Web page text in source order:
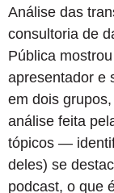
Análise das
consultoria de
Pública
apresentador e
em dois
análise feita
tópicos —
deles) se
podcast, o que